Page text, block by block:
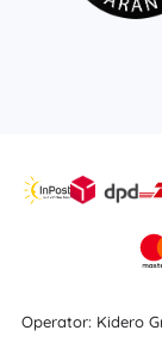
Operator: Kidero